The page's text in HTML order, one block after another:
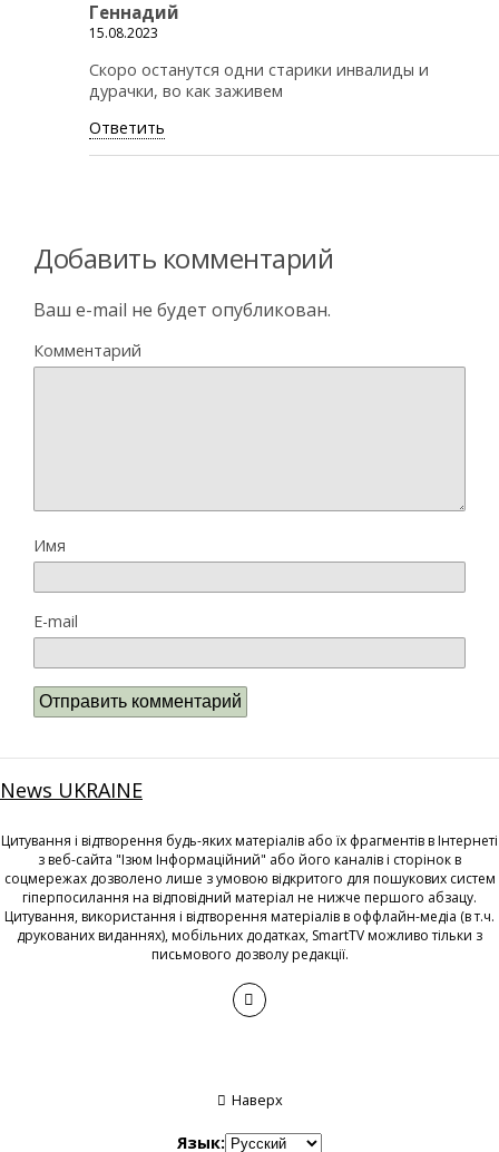
Геннадий
15.08.2023
Скоро останутся одни старики инвалиды и
дурачки, во как заживем
Ответить
Добавить комментарий
Ваш e-mail не будет опубликован.
Комментарий
Имя
E-mail
News UKRAINE
Цитування і відтворення будь-яких матеріалів або їх фрагментів в Інтернеті
з веб-сайта "Ізюм Інформаційний" або його каналів і сторінок в
соцмережах дозволено лише з умовою відкритого для пошукових систем
гіперпосилання на відповідний матеріал не нижче першого абзацу.
Цитування, використання і відтворення матеріалів в оффлайн-медіа (в т.ч.
друкованих виданнях), мобільних додатках, SmartTV можливо тільки з
письмового дозволу редакції.
Наверх
Язык: